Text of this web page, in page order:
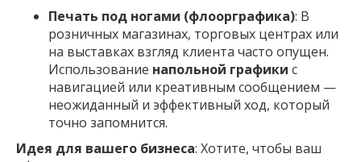
Печать под ногами (флоорграфика): В
розничных магазинах, торговых центрах или
на выставках взгляд клиента часто опущен.
Использование напольной графики с
навигацией или креативным сообщением —
неожиданный и эффективный ход, который
точно запомнится.
Идея для вашего бизнеса: Хотите, чтобы ваш